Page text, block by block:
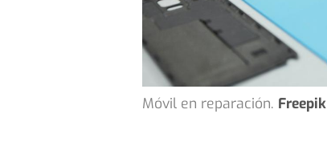
Móvil en reparación. Freepik